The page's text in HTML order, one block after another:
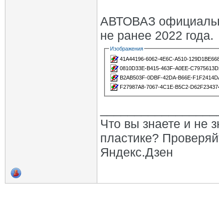
АВТОВАЗ
не ранее 2022 года.
Изображения
41A44196-6062-4E6C-A510-
0810D33E-B415-463F-A0EE-
B2AB503F-0DBF-42DA-B66E-
F27987A8-7067-4C1E-B5C2-
Что вы знаете и не
пластике?
Яндекс.Дзен